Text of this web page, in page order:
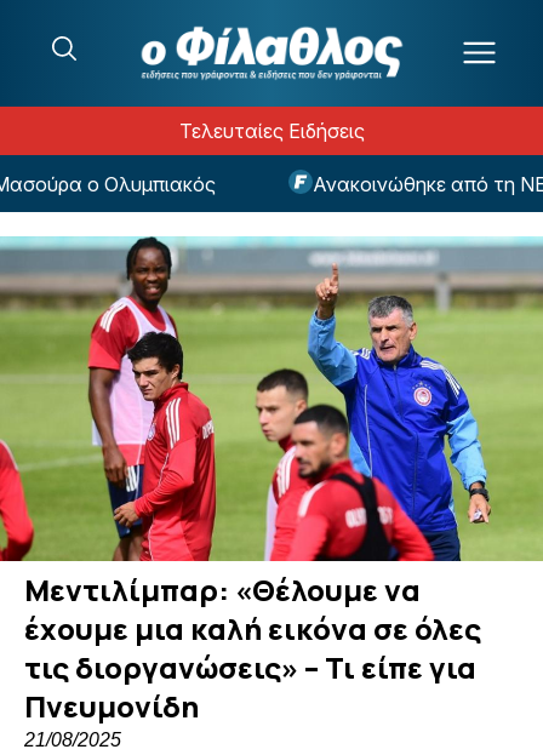
Τελευταίες Ειδήσεις
ο Ολυμπιακός Ανακοινώθηκε από τη
Μεντιλίμπαρ: «Θέλουμε να
έχουμε μια καλή εικόνα σε όλες
τις διοργανώσεις» – Τι είπε για
Πνευμονίδη
21/08/2025